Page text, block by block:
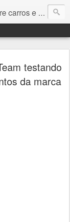
e motores
testando
da marca